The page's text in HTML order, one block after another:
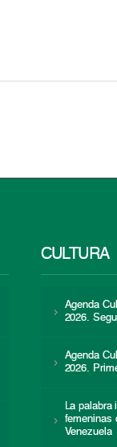
CULTURA
Agenda
2026.
Agenda
2026.
La palabra
femeninas
Venezuela